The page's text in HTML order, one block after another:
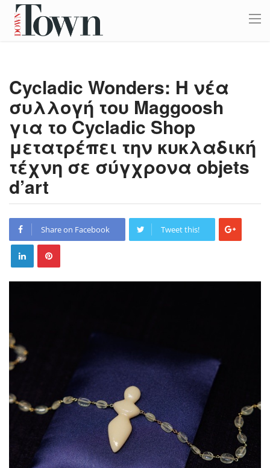
Cycladic Wonders: Η νέα
συλλογή του Maggoosh
για το Cycladic Shop
μετατρέπει την κυκλαδική
τέχνη σε σύγχρονα objets
d’art
Share on Facebook Tweet this!